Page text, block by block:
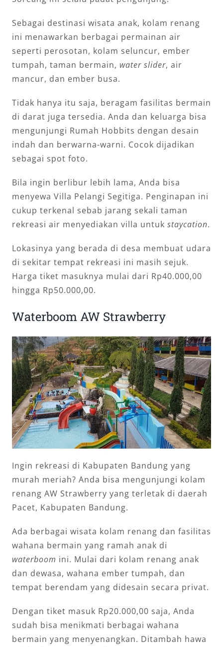
Sebagai destinasi wisata anak, kolam renang
ini menawarkan berbagai permainan air
seperti perosotan, kolam seluncur, ember
tumpah, taman bermain, water slider, air
mancur, dan ember busa.
Tidak hanya itu saja, beragam fasilitas bermain
di darat juga tersedia. Anda dan keluarga bisa
mengunjungi Rumah Hobbits dengan desain
indah dan berwarna-warni. Cocok dijadikan
sebagai spot foto.
Bila ingin berlibur lebih lama, Anda bisa
menyewa Villa Pelangi Segitiga. Penginapan ini
cukup terkenal sebab jarang sekali taman
rekreasi air menyediakan villa untuk staycation.
Lokasinya yang berada di desa membuat udara
di sekitar tempat rekreasi ini masih sejuk.
Harga tiket masuknya mulai dari Rp40.000,00
hingga Rp50.000,00.
Waterboom AW Strawberry
Ingin rekreasi di Kabupaten Bandung yang
murah meriah? Anda bisa mengunjungi kolam
renang AW Strawberry yang terletak di daerah
Pacet, Kabupaten Bandung.
Ada berbagai wisata kolam renang dan fasilitas
wahana bermain yang ramah anak di
waterboom ini. Mulai dari kolam renang anak
dan dewasa, wahana ember tumpah, dan
tempat berendam yang didesain secara privat.
Dengan tiket masuk Rp20.000,00 saja, Anda
sudah bisa menikmati berbagai wahana
bermain yang menyenangkan. Ditambah hawa